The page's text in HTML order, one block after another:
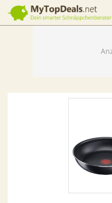
Dein smarter Schnäppchenberater